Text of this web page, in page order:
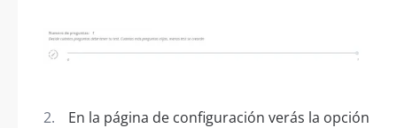
En la página de configuración verás la opción